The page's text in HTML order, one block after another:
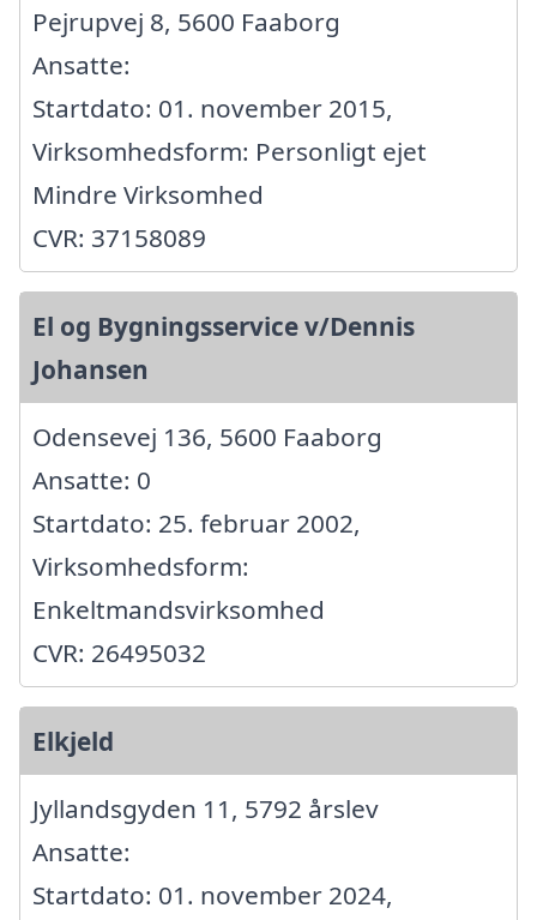
Pejrupvej 8, 5600 Faaborg
Ansatte:
Startdato: 01. november 2015,
Virksomhedsform: Personligt ejet
Mindre Virksomhed
CVR: 37158089
El og Bygningsservice v/Dennis
Johansen
Odensevej 136, 5600 Faaborg
Ansatte: 0
Startdato: 25. februar 2002,
Virksomhedsform:
Enkeltmandsvirksomhed
CVR: 26495032
Elkjeld
Jyllandsgyden 11, 5792 årslev
Ansatte:
Startdato: 01. november 2024,